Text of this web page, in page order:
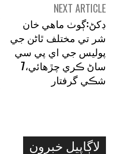
NEXT ARTICLE
ڊکڻ:ڳوٺ ماهي خان
شر تي مختلف ٿاڻن جي
پوليس جي اي پي سي
ساڻ ڪري چڙهائي،7
شڪي گرفتار
لاڳاپيل خبرون